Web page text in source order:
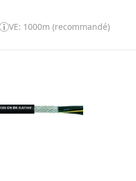
VE: 1000m (recommandé)